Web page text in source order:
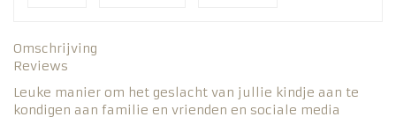
Omschrijving
Reviews
Leuke manier om het geslacht van jullie kindje aan te
kondigen aan familie en vrienden en sociale media